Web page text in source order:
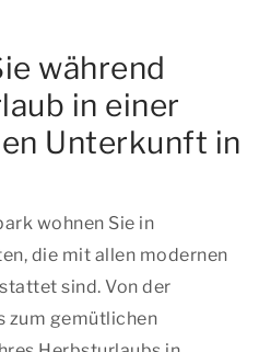
während
in einer
Unterkunft in
wohnen Sie in
die mit allen modernen
sind. Von der
zum gemütlichen